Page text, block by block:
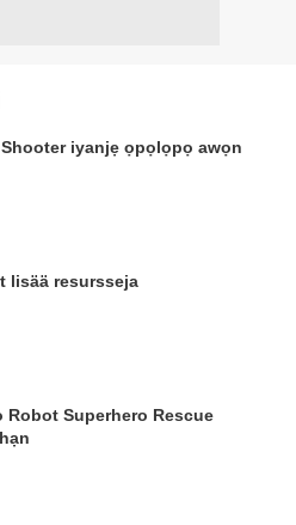
iyanjẹ ọpọlọpọ awọn
lisää resursseja
Superhero Rescue